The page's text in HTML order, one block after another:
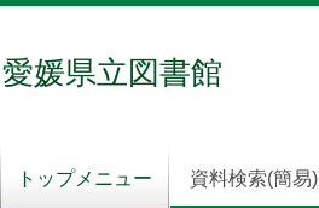
愛媛県立図書館
トップメニュー 資料検索(簡易)